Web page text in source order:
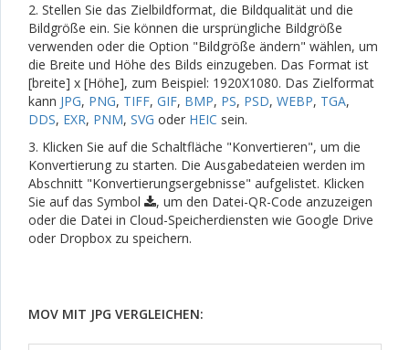
2. Stellen Sie das Zielbildformat, die Bildqualität und die
Bildgröße ein. Sie können die ursprüngliche Bildgröße
verwenden oder die Option "Bildgröße ändern" wählen, um
die Breite und Höhe des Bilds einzugeben. Das Format ist
[breite] x [Höhe], zum Beispiel: 1920X1080. Das Zielformat
kann JPG, PNG, TIFF, GIF, BMP, PS, PSD, WEBP, TGA,
DDS, EXR, PNM, SVG oder HEIC sein.
3. Klicken Sie auf die Schaltfläche "Konvertieren", um die
Konvertierung zu starten. Die Ausgabedateien werden im
Abschnitt "Konvertierungsergebnisse" aufgelistet. Klicken
Sie auf das Symbol
, um den Datei-QR-Code anzuzeigen
oder die Datei in Cloud-Speicherdiensten wie Google Drive
oder Dropbox zu speichern.
MOV MIT JPG VERGLEICHEN: